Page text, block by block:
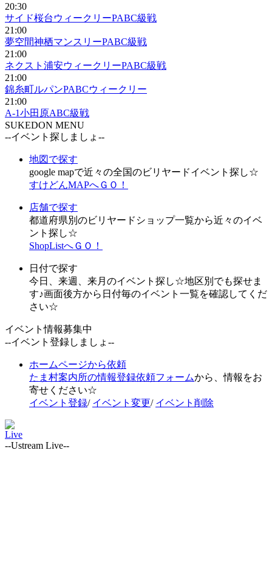
20:30
サイド桜台ウィークリーPABC級戦
21:00
夢空間神栖マンスリーPABC級戦
21:00
ネクスト浦安ウィークリーPABC級戦
21:00
錦糸町ルパンPABCウィークリー
21:00
A-1小田原ABC級戦
SUKEDON MENU
--イベント探しましょ--
地図で探す
google mapで近々の全国のビリヤードイベント探し☆
すけどんMAPへＧＯ！
店舗で探す
都道府県別のビリヤードショップ一覧から近々のイベ
ント探し☆
ShopListへＧＯ！
日付で探す
今日、来週、来月のイベント探し☆地区別でも探せま
す♪画面後方から日付毎のイベント一覧を確認してくだ
さい☆
イベント情報募集中
--イベント登録しましょ--
ホームページから依頼
たま村案内所の情報登録依頼フォームから、情報をお
寄せください☆
イベント登録/ イベント変更/ イベント削除
Live
--Ustream Live--